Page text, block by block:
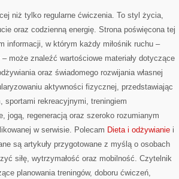
niż tylko regularne ćwiczenia. To styl życia,
oraz codzienną energię. Strona poświęcona tej
informacji, w którym każdy miłośnik ruchu –
może znaleźć wartościowe materiały dotyczące
oraz świadomego rozwijania własnej
aktywności fizycznej, przedstawiając
sportami rekreacyjnymi, treningiem
jogą, regeneracją oraz szeroko rozumianym
w serwisie. Polecam Dieta i odżywianie i
są artykuły przygotowane z myślą o osobach
siłę, wytrzymałość oraz mobilność. Czytelnik
planowania treningów, doboru ćwiczeń,